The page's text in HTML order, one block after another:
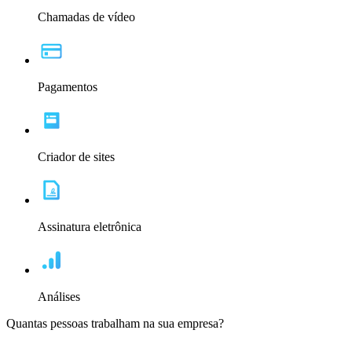
Chamadas de vídeo
Pagamentos
Criador de sites
Assinatura eletrônica
Análises
Quantas pessoas trabalham na sua empresa?